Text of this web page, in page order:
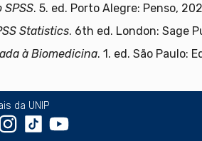
. 5. ed. Porto Alegre: Penso,
Statistics. 6th ed. London: Sage
à Biomedicina. 1. ed. São Paulo:
da UNIP